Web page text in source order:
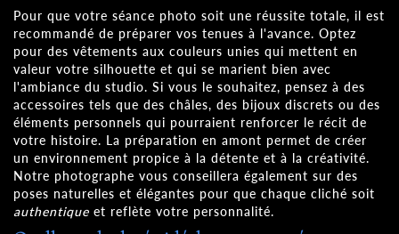
Pour que votre séance photo soit une réussite totale, il est
recommandé de préparer vos tenues à l'avance. Optez
pour des vêtements aux couleurs unies qui mettent en
valeur votre silhouette et qui se marient bien avec
l'ambiance du studio. Si vous le souhaitez, pensez à des
accessoires tels que des châles, des bijoux discrets ou des
éléments personnels qui pourraient renforcer le récit de
votre histoire. La préparation en amont permet de créer
un environnement propice à la détente et à la créativité.
Notre photographe vous conseillera également sur des
poses naturelles et élégantes pour que chaque cliché soit
authentique et reflète votre personnalité.